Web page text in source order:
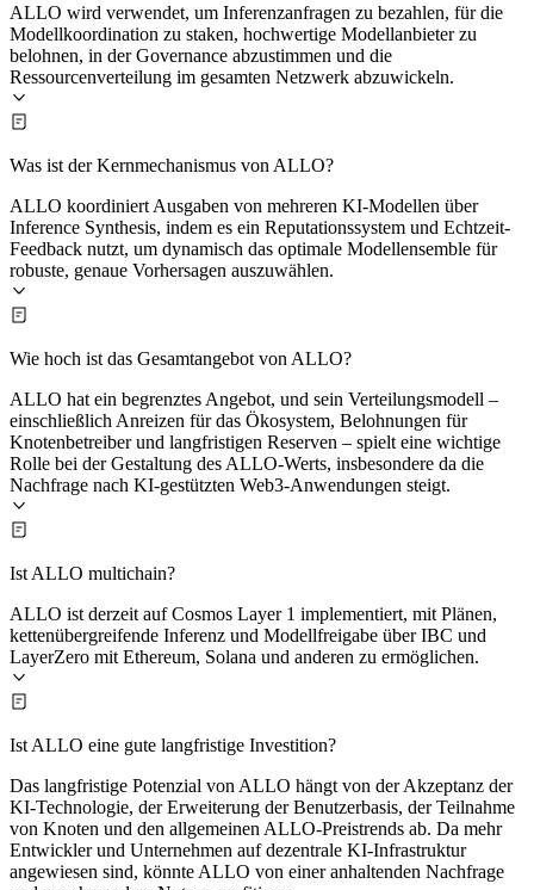
ALLO wird verwendet, um Inferenzanfragen zu bezahlen, für die
Modellkoordination zu staken, hochwertige Modellanbieter zu
belohnen, in der Governance abzustimmen und die
Ressourcenverteilung im gesamten Netzwerk abzuwickeln.
Was ist der Kernmechanismus von ALLO?
ALLO koordiniert Ausgaben von mehreren KI-Modellen über
Inference Synthesis, indem es ein Reputationssystem und Echtzeit-
Feedback nutzt, um dynamisch das optimale Modellensemble für
robuste, genaue Vorhersagen auszuwählen.
Wie hoch ist das Gesamtangebot von ALLO?
ALLO hat ein begrenztes Angebot, und sein Verteilungsmodell –
einschließlich Anreizen für das Ökosystem, Belohnungen für
Knotenbetreiber und langfristigen Reserven – spielt eine wichtige
Rolle bei der Gestaltung des ALLO-Werts, insbesondere da die
Nachfrage nach KI-gestützten Web3-Anwendungen steigt.
Ist ALLO multichain?
ALLO ist derzeit auf Cosmos Layer 1 implementiert, mit Plänen,
kettenübergreifende Inferenz und Modellfreigabe über IBC und
LayerZero mit Ethereum, Solana und anderen zu ermöglichen.
Ist ALLO eine gute langfristige Investition?
Das langfristige Potenzial von ALLO hängt von der Akzeptanz der
KI-Technologie, der Erweiterung der Benutzerbasis, der Teilnahme
von Knoten und den allgemeinen ALLO-Preistrends ab. Da mehr
Entwickler und Unternehmen auf dezentrale KI-Infrastruktur
angewiesen sind, könnte ALLO von einer anhaltenden Nachfrage